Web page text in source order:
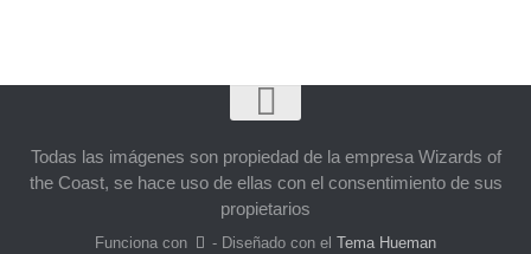
Todas las imágenes son propiedad de la empresa Wizards of
the Coast, se hace uso de ellas con el consentimiento de sus
propietarios
Funciona con - Diseñado con elTema Hueman